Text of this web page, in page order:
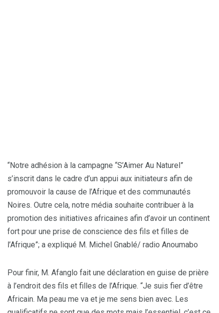
“Notre adhésion à la campagne “S’Aimer Au Naturel”
s’inscrit dans le cadre d’un appui aux initiateurs afin de
promouvoir la cause de l’Afrique et des communautés
Noires. Outre cela, notre média souhaite contribuer à la
promotion des initiatives africaines afin d’avoir un continent
fort pour une prise de conscience des fils et filles de
l’Afrique”; a expliqué M. Michel Gnablé/ radio Anoumabo
Pour finir, M. Afanglo fait une déclaration en guise de prière
à l’endroit des fils et filles de l’Afrique. “Je suis fier d’être
Africain. Ma peau me va et je me sens bien avec. Les